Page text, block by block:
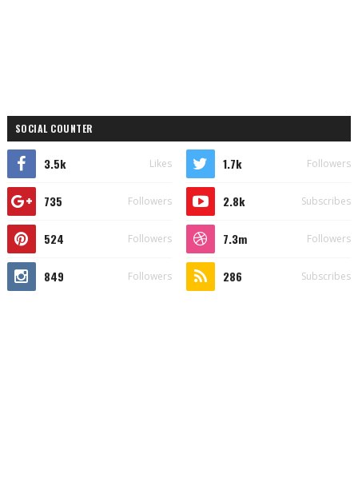
SOCIAL COUNTER
3.5k Likes 1.7k Followers
735 Followers 2.8k Subscribes
524 Followers 7.3m Followers
849 Followers 286 Subscribes